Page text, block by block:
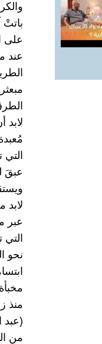
باتتْ
على
عند
لابد
عبقَ
لابد
عبر
التي
نحو
منذ
(عبد
من